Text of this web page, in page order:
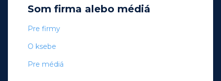
Som firma alebo médiá
Pre firmy
O ksebe
Pre médiá